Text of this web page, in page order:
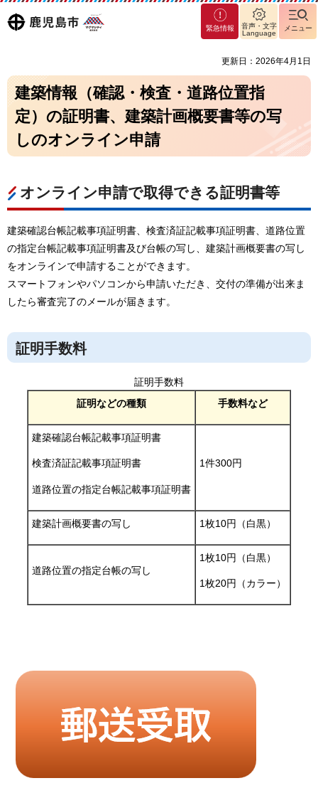
鹿児島
マグ
マシ
緊急情報
音声・文字
Language
メニュー
更新日：2026年4月1日
建築情報（確認・検査・道路位置指
定）の証明書、建築計画概要書等の写
しのオンライン申請
オンライン申請で取得できる証明書等
建築確認台帳記載事項証明書、検査済証記載事項証明書、道路位置
の指定台帳記載事項証明書及び台帳の写し、建築計画概要書の写し
をオンラインで申請することができます。
スマートフォンやパソコンから申請いただき、交付の準備が出来ま
したら審査完了のメールが届きます。
証明手数料
証明手数料
証明などの種類
手数料など
建築確認台帳記載事項証明書
検査済証記載事項証明書
道路位置の指定台帳記載事項証明書
1件300円
建築計画概要書の写し 1枚10円（白黒）
道路位置の指定台帳の写し
1枚10円（白黒）
1枚20円（カラー）